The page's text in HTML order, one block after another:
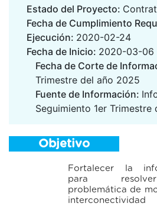
Estado del Proyecto:
Fecha de Cumplimiento
Ejecución: 2020-02-24
Fecha de Inicio: 2020-03-06
Fecha de Corte de
Trimestre del año 2025
Fuente de Información:
Seguimiento 1er
Objetivo
Fortalecer la
para
problemática de